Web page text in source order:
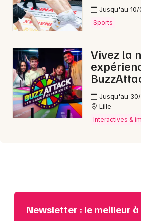
59 - Nord
Choisir mes départements
Mon email
Jusqu'au
Sports
Vivez la
Jusqu'au
Lille
Interactives &
Newsletter : le meilleur